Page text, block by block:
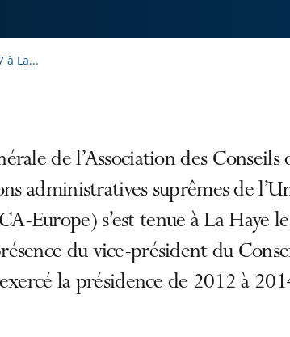
à La...
de l’Association des Conseils
administratives suprêmes de
Europe) s’est tenue à La Haye
du vice-président du
la présidence de 2012 à